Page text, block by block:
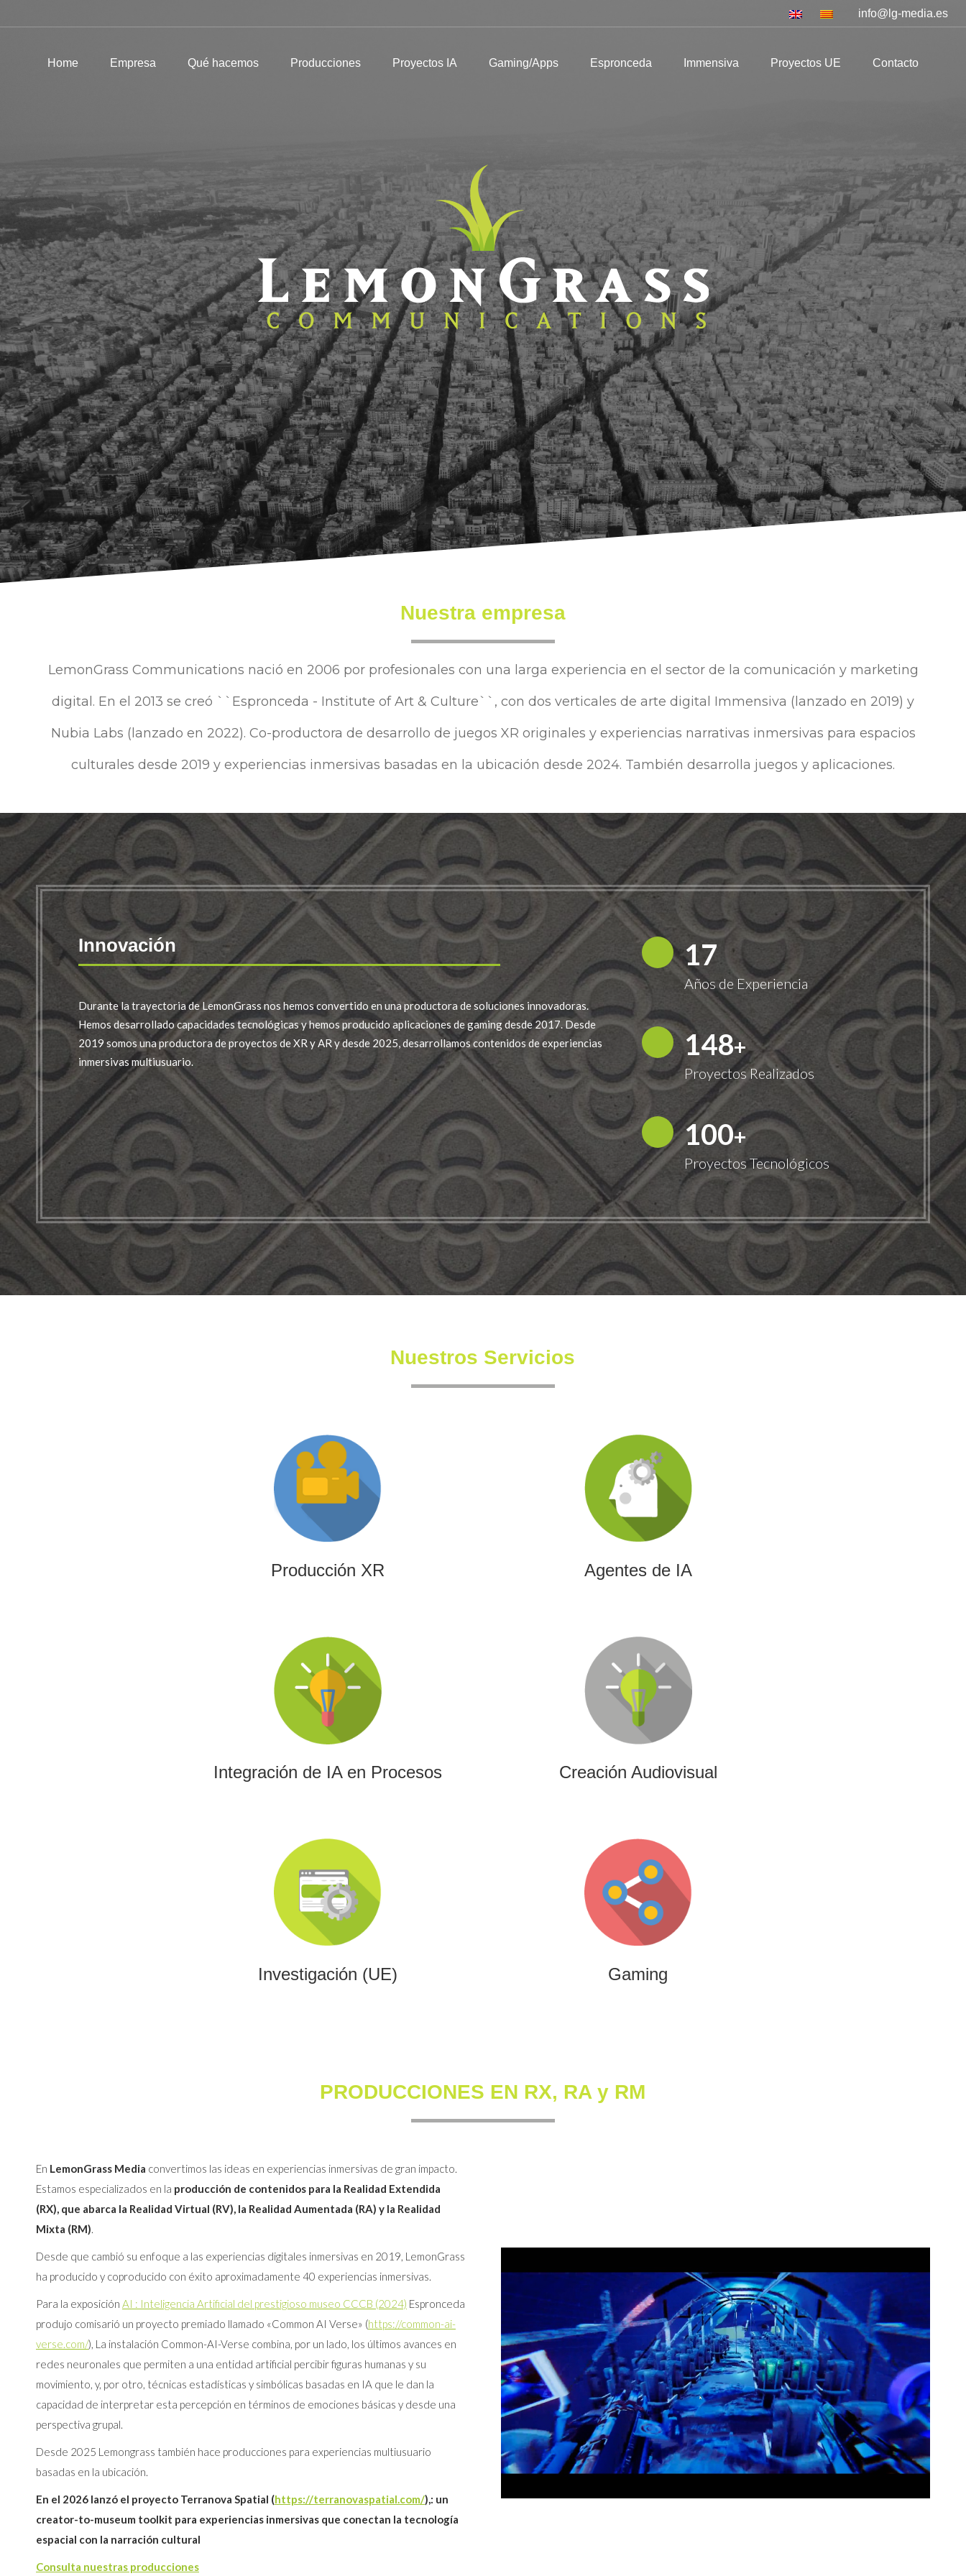
info@lg-media.es
Home Empresa Qué hacemos Producciones Proyectos IA Gaming/Apps Espronceda Immensiva Proyectos UE Contacto
Nuestra empresa
LemonGrass Communications nació en 2006 por profesionales con una larga experiencia en el sector de la comunicación y marketing
digital. En el 2013 se creó ``Espronceda - Institute of Art & Culture``, con dos verticales de arte digital Immensiva (lanzado en 2019) y
Nubia Labs (lanzado en 2022). Co-productora de desarrollo de juegos XR originales y experiencias narrativas inmersivas para espacios
culturales desde 2019 y experiencias inmersivas basadas en la ubicación desde 2024. También desarrolla juegos y aplicaciones.
Innovación
Durante la trayectoria de LemonGrass nos hemos convertido en una productora de soluciones innovadoras.
Hemos desarrollado capacidades tecnológicas y hemos producido aplicaciones de gaming desde 2017. Desde
2019 somos una productora de proyectos de XR y AR y desde 2025, desarrollamos contenidos de experiencias
inmersivas multiusuario.
18
Años de Experiencia
150+
Proyectos Realizados
100+
Proyectos Tecnológicos
Nuestros Servicios
Producción XR
Producción XR
Somos una productora independiente con un equipo
altamente experimentado también en la creación de
producciones inmersivas y de XR.
Agentes de IA
Agentes de IA
Diseñamos agentes de inteligencia artificial capaces
de automatizar procesos, optimizar decisiones y
transformar la eficiencia empresarial.
Integración de IA en Procesos
Integración de IA en Procesos
La IA permitirá a su empresa aprovechar el poder de
los algoritmos y las herramientas más avanzadas para
el análisis de datos y la creación de contenidos.
Creación Audiovisual
Creación Audiovisual
Ofrecemos soluciones creativas, de producción y
edición para cualquier tipo de contenido audiovisual:
vídeos promocionales, spots o cobertura audiovisual
de eventos.
Investigación (UE)
Investigación (UE)
Impulsamos proyectos de I+D+i alineados con
programas europeos, conectando innovación
tecnológica con financiación estratégica.
Gaming
Gaming
Desarrollamos experiencias interactivas y
videojuegos que combinan entretenimiento,
innovación y engagement para marcas y audiencias.
PRODUCCIONES EN RX, RA y RM
En LemonGrass Media convertimos las ideas en experiencias inmersivas de gran impacto.
Estamos especializados en la producción de contenidos para la Realidad Extendida
(RX), que abarca la Realidad Virtual (RV), la Realidad Aumentada (RA) y la Realidad
Mixta (RM).
Desde que cambió su enfoque a las experiencias digitales inmersivas en 2019, LemonGrass
ha producido y coproducido con éxito aproximadamente 40 experiencias inmersivas.
Para la exposición AI : Inteligencia Artificial del prestigioso museo CCCB (2024) Espronceda
produjo comisarió un proyecto premiado llamado «Common AI Verse» (https://common-ai-
verse.com/), La instalación Common-AI-Verse combina, por un lado, los últimos avances en
redes neuronales que permiten a una entidad artificial percibir figuras humanas y su
movimiento, y, por otro, técnicas estadísticas y simbólicas basadas en IA que le dan la
capacidad de interpretar esta percepción en términos de emociones básicas y desde una
perspectiva grupal.
Desde 2025 Lemongrass también hace producciones para experiencias multiusuario
basadas en la ubicación.
En el 2026 lanzó el proyecto Terranova Spatial (https://terranovaspatial.com/),: un
creator-to-museum toolkit para experiencias inmersivas que conectan la tecnología
espacial con la narración cultural
Consulta nuestras producciones